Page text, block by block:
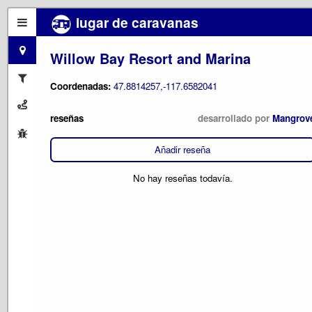
lugar de caravanas
Willow Bay Resort and Marina
Coordenadas: 47.8814257,-117.6582041
reseñas desarrollado por
Añadir reseña
No hay reseñas todavía.